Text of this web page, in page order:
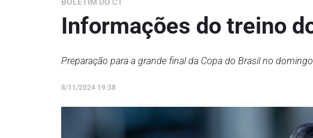
Informações do treino
Preparação para a grande final da Copa do Brasil no domingo
8/11/2024 19:38